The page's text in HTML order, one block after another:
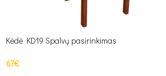
Kėdė KD19 Spalvų pasirinkimas
67€